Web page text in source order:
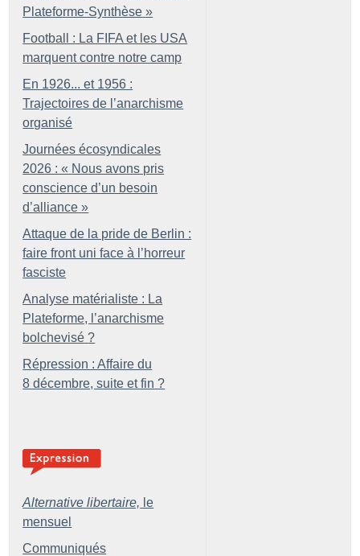
Plateforme-Synthèse »
Football : La FIFA et les USA
marquent contre notre camp
En 1926... et 1956 :
Trajectoires de l’anarchisme
organisé
Journées écosyndicales
2026 : « Nous avons pris
conscience d’un besoin
d’alliance »
Attaque de la pride de Berlin :
faire front uni face à l’horreur
fasciste
Analyse matérialiste : La
Plateforme, l’anarchisme
bolchevisé ?
Répression : Affaire du
8 décembre, suite et fin ?
Alternative libertaire, le
mensuel
Communiqués